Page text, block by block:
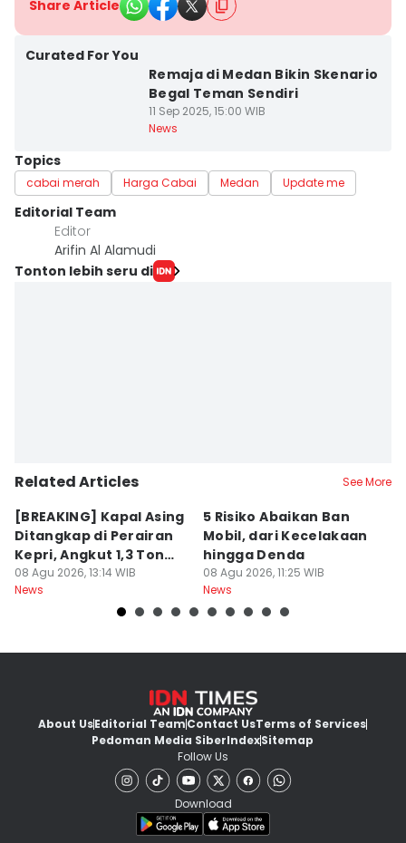
Share Article
Curated For You
Remaja di Medan Bikin Skenario
Begal Teman Sendiri
11 Sep 2025, 15:00 WIB
News
Topics
cabai merah Harga Cabai Medan Update me
Editorial Team
Editor
Arifin Al Alamudi
Tonton lebih seru di
Related Articles See More
[BREAKING] Kapal Asing
Ditangkap di Perairan
Kepri, Angkut 1,3 Ton
Sabu
08 Agu 2026, 13:14 WIB
News
5 Risiko Abaikan Ban
Mobil, dari Kecelakaan
hingga Denda
08 Agu 2026, 11:25 WIB
News
About UsEditorial TeamContact UsTerms of Services
Pedoman Media SiberIndexSitemap
Follow Us
Download